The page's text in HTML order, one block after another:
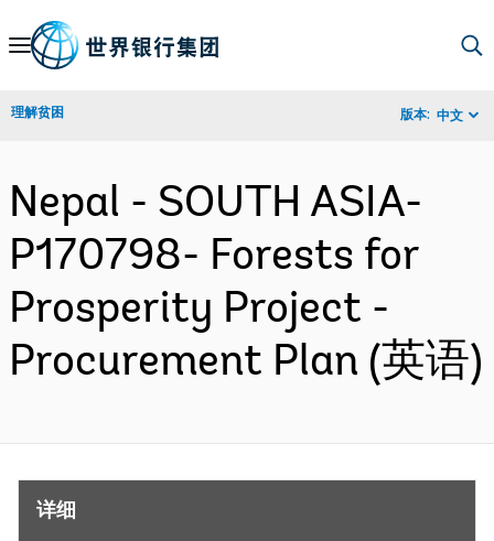
Skip
Navigation
理解贫困 版本: 中文
Nepal - SOUTH ASIA-
P170798- Forests for
Prosperity Project -
Procurement Plan (英语)
详细